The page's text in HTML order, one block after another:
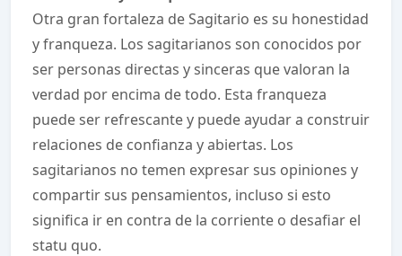
Otra gran fortaleza de Sagitario es su honestidad
y franqueza. Los sagitarianos son conocidos por
ser personas directas y sinceras que valoran la
verdad por encima de todo. Esta franqueza
puede ser refrescante y puede ayudar a construir
relaciones de confianza y abiertas. Los
sagitarianos no temen expresar sus opiniones y
compartir sus pensamientos, incluso si esto
significa ir en contra de la corriente o desafiar el
statu quo.